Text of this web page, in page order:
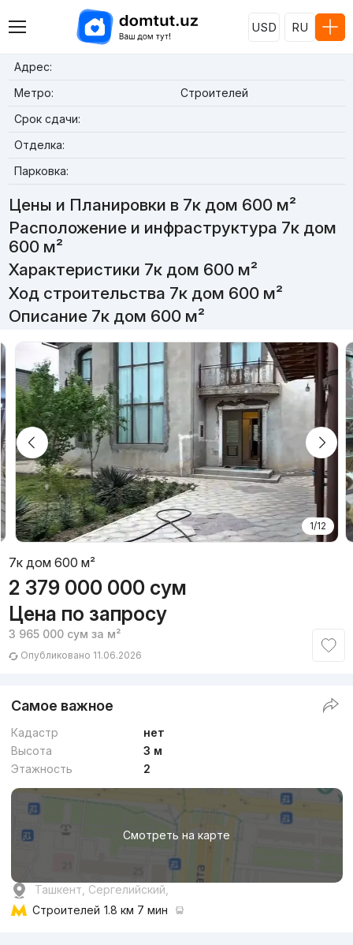
USD RU
Адрес:
Метро:
Строителей
Срок сдачи:
Отделка:
Парковка:
Цены и Планировки в 7к дом 600 м²
Расположение и инфраструктура 7к дом
600 м²
Характеристики 7к дом 600 м²
Ход строительства 7к дом 600 м²
Описание 7к дом 600 м²
1/12
7к дом 600 м²
2 379 000 000 сум
Цена по запросу
3 965 000 сум за м²
Опубликовано 11.06.2026
Самое важное
Кадастр
нет
Высота
3 м
Этажность
2
Смотреть на карте
Ташкент, Сергелийский,
Строителей 1.8 км 7 мин